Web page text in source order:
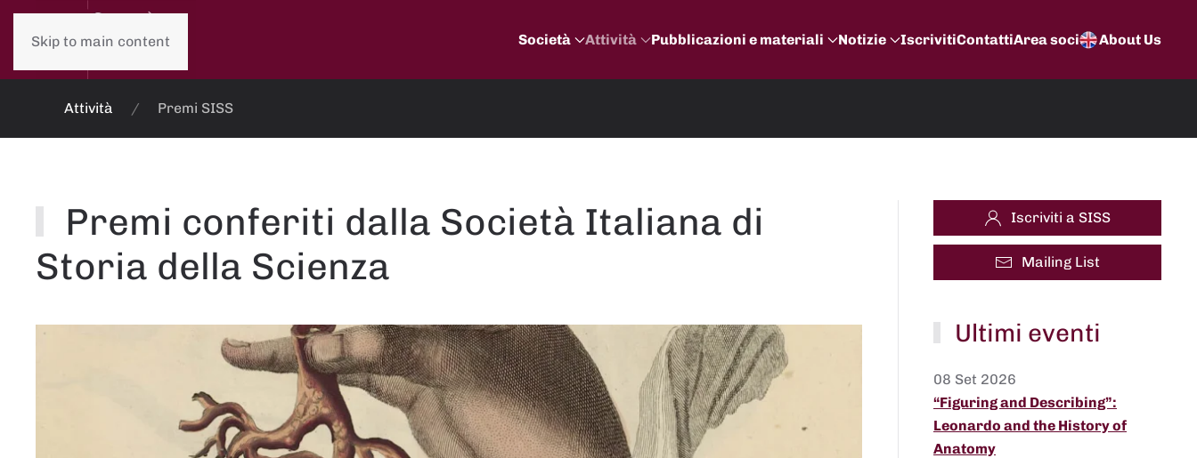
Skip to main content Società Attività Pubblicazioni e materiali Notizie IscrivitiContattiArea soci About Us
Attività Premi SISS
Premi conferiti dalla Società Italiana di
Storia della Scienza
Iscriviti a SISS
Mailing List
Ultimi eventi
08 Set 2026
“Figuring and Describing”:
Leonardo and the History of
Anatomy